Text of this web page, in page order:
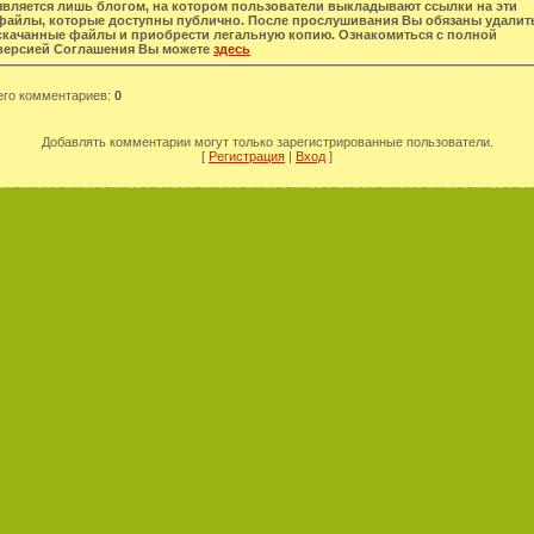
лишь блогом, на котором пользователи выкладывают ссылки на эти
которые доступны публично. После прослушивания Вы обязаны
файлы и приобрести легальную копию. Ознакомиться с полной
Соглашения Вы можете здесь
комментариев: 0
Добавлять комментарии могут только зарегистрированные пользователи.
[ Регистрация | Вход ]